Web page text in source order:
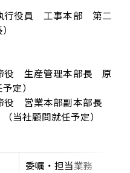
員 工事本部 第二
生産管理本部長 原
定）
業本部副本部長
当社顧問就任予定）
委嘱・担当業務